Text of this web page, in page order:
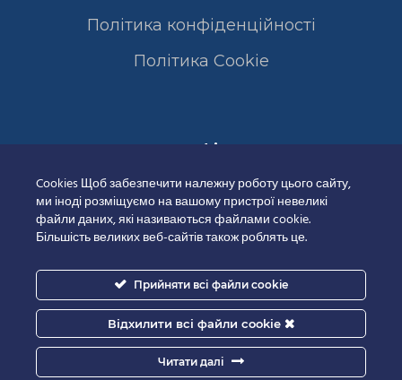
Політика конфіденційності
Полiтика Cookie
Сертифікати
Cookies Щоб забезпечити належну роботу цього сайту,
ми іноді розміщуємо на вашому пристрої невеликі
файли даних, які називаються файлами cookie.
Більшість великих веб-сайтів також роблять це.
Прийняти всі файли cookie
Відхилити всі файли cookie
Читати далі